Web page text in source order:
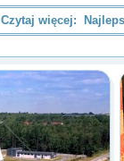
Czytaj więcej: